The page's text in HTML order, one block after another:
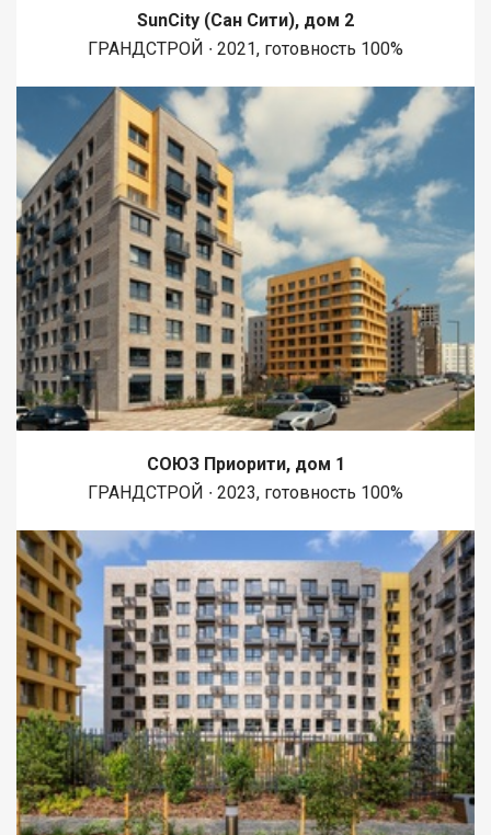
SunCity (Сан Сити), дом 2
ГРАНДСТРОЙ ∙ 2021, готовность 100%
СОЮЗ Приорити, дом 1
ГРАНДСТРОЙ ∙ 2023, готовность 100%